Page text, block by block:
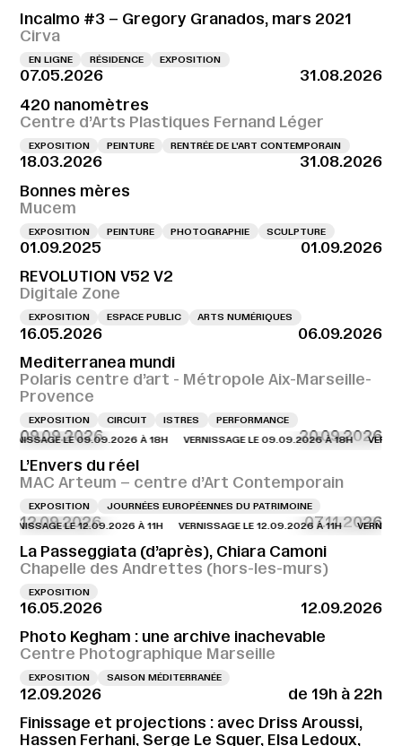
Incalmo #3 – Gregory Granados, mars 2021
Cirva
EN LIGNE RÉSIDENCE EXPOSITION
07.05.2026
31.08.2026
420 nanomètres
Centre d’Arts Plastiques Fernand Léger
EXPOSITION PEINTURE RENTRÉE DE L'ART CONTEMPORAIN
18.03.2026
31.08.2026
Bonnes mères
Mucem
EXPOSITION PEINTURE PHOTOGRAPHIE SCULPTURE
01.09.2025
01.09.2026
REVOLUTION V52 V2
Digitale Zone
EXPOSITION ESPACE PUBLIC ARTS NUMÉRIQUES
16.05.2026
06.09.2026
Mediterranea mundi
Polaris centre d’art - Métropole Aix-Marseille-
Provence
EXPOSITION CIRCUIT ISTRES PERFORMANCE
09.09.2026 20.09.2026
LE 09.09.2026 À 18H VERNISSAGE LE 09.09.2026 À 18H
L’Envers du réel
MAC Arteum – centre d’Art Contemporain
EXPOSITION JOURNÉES EUROPÉENNES DU PATRIMOINE
12.09.2026 07.11.2026
LE 12.09.2026 À 11H VERNISSAGE LE 12.09.2026 À 11H VERNISSAGE
La Passeggiata (d’après), Chiara Camoni
Chapelle des Andrettes (hors-les-murs)
EXPOSITION
16.05.2026
12.09.2026
Photo Kegham : une archive inachevable
Centre Photographique Marseille
EXPOSITION SAISON MÉDITERRANÉE
12.09.2026
de 19h à 22h
Finissage et projections : avec Driss Aroussi,
Hassen Ferhani, Serge Le Squer, Elsa Ledoux,